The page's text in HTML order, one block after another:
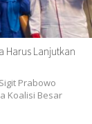
Harus Lanjutkan
Prabowo
Koalisi Besar